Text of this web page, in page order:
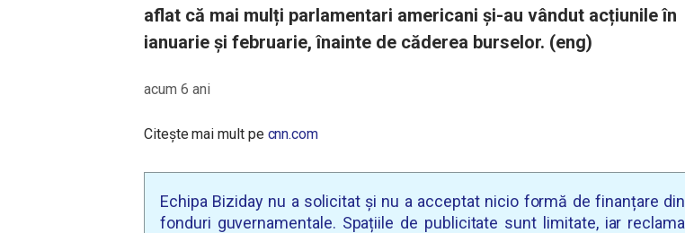
aflat că mai mulți parlamentari americani și-au vândut acțiunile în
ianuarie și februarie, înainte de căderea burselor. (eng)
acum 6 ani
Citește mai mult pe cnn.com
Echipa Biziday nu a solicitat și nu a acceptat nicio formă de finanțare din
fonduri guvernamentale. Spațiile de publicitate sunt limitate, iar reclama